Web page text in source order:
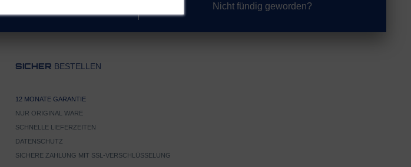
Nicht fündig geworden?
SICHER BESTELLEN
12 MONATE GARANTIE
NUR ORIGINAL WARE
SCHNELLE LIEFERZEITEN
DATENSCHUTZ
SICHERE ZAHLUNG MIT SSL-VERSCHLÜSSELUNG